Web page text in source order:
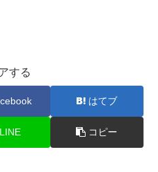
する
はてブ
LINE コピー